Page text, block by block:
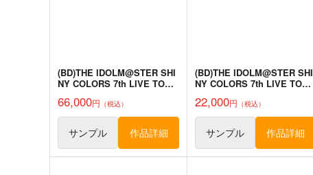
(BD)THE IDOLM@STER SHI
NY COLORS 7th LIVE TOUR
ray(初回生産限定版)
66,000円 （税込）
サンプル 作品詳細
(BD)THE IDOLM@STER SHI
NY COLORS 7th LIVE TOUR
ray(通常版)
22,000円 （税込）
サンプル 作品詳細